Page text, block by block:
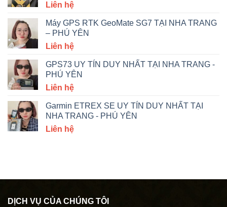
Liên hệ
Máy GPS RTK GeoMate SG7 TẠI NHA TRANG
– PHÚ YÊN
Liên hệ
GPS73 UY TÍN DUY NHẤT TẠI NHA TRANG -
PHÚ YÊN
Liên hệ
Garmin ETREX SE UY TÍN DUY NHẤT TẠI
NHA TRANG - PHÚ YÊN
Liên hệ
DỊCH VỤ CỦA CHÚNG TÔI